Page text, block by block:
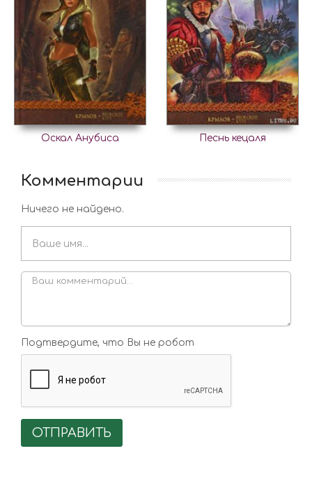
Оскал Анубиса Песнь кецаля
Комментарии
Ничего не найдено.
Подтвердите, что Вы не робот
ОТПРАВИТЬ